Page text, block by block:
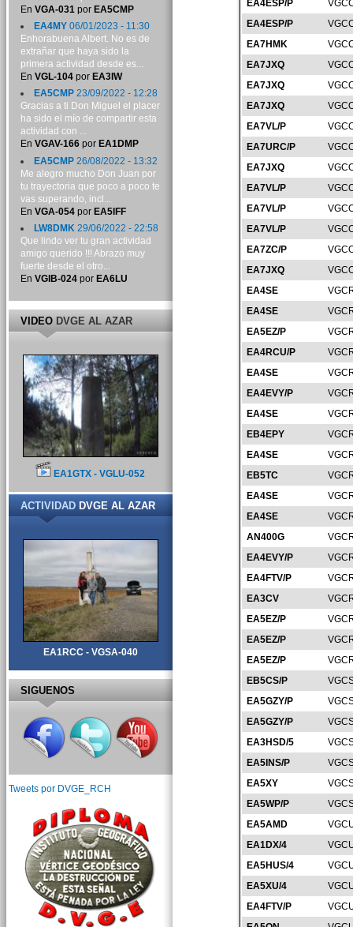
EA4ESP/P
EA4ESP/P
EA7HMK
EA7JXQ
EA7JXQ
EA7JXQ
EA7VL/P
EA7URC/P
EA7JXQ
EA7VL/P
EA7VL/P
EA7VL/P
EA7ZC/P
EA7JXQ
EA4SE
EA4SE
EA5EZ/P
EA4RCU/P
EA4SE
EA4EVY/P
EA4SE
EB4EPY
EA4SE
EB5TC
EA4SE
EA4SE
AN400G
EA4EVY/P
EA4FTV/P
EA3CV
EA5EZ/P
EA5EZ/P
EA5EZ/P
EB5CS/P
EA5GZY/P
EA5GZY/P
EA3HSD/5
EA5INS/P
EA5XY
EA5WP/P
EA5AMD
EA1DX/4
EA5HUS/4
EA5XU/4
EA4FTV/P
En VGA-031 por EA5CMP
EA4MY06/01/2023 - 11:30
Enhorabuena Albert. No es de
extrañar que haya sido la
primera actividad desde es...
En VGL-104por EA3IW
EA5CMP23/09/2022 - 12:28
Gracias a ti Don Miguel el placer
ha sido el mío de compartir esta
actividad con ...
En VGAV-166por EA1DMP
EA5CMP26/08/2022 - 13:32
Me alegro mucho Don Juan por
tu trayectoria que poco a poco te
vas superando, incl...
En VGA-054por EA5IFF
LW8DMK29/06/2022 - 22:58
Que lindo ver tu gran actividad
amigo querido !!! Abrazo muy
fuerte desde el otro...
En VGIB-024por EA6LU
VIDEODVGE AL AZAR
EA1GTX - VGLU-052
ACTIVIDADDVGE AL AZAR
EA1RCC - VGSA-040
SIGUENOS
Tweets por DVGE_RCH